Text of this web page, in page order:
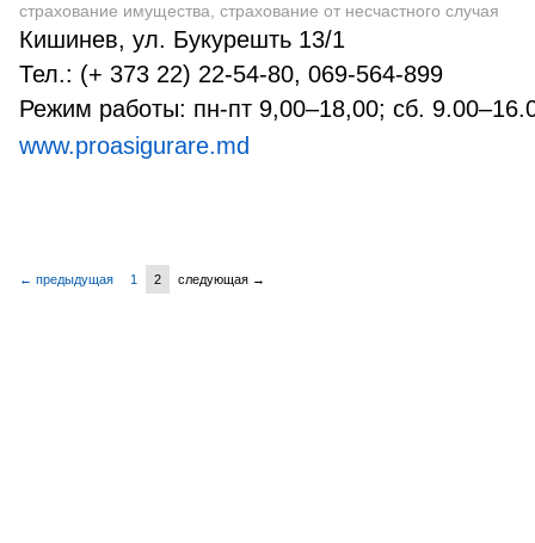
страхование имущества, страхование от несчастного случая
Кишинев, ул. Букурешть 13/1
Тел.: (+ 373 22) 22-54-80, 069-564-899
Режим работы: пн-пт 9,00–18,00; сб.
www.proasigurare.md
← предыдущая 1 2 следующая →